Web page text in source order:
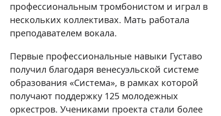
профессиональным тромбонистом и играл в
нескольких коллективах. Мать работала
преподавателем вокала.
Первые профессиональные навыки Густаво
получил благодаря венесуэльской системе
образования «Система», в рамках которой
получают поддержку 125 молодежных
оркестров. Учениками проекта стали более